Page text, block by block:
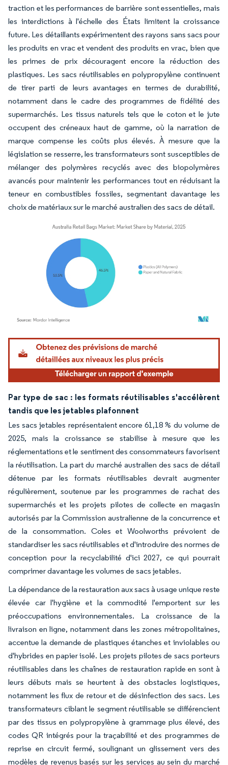
traction et les performances de barrière sont essentielles, mais
les interdictions à l'échelle des États limitent la croissance
future. Les détaillants expérimentent des rayons sans sacs pour
les produits en vrac et vendent des produits en vrac, bien que
les primes de prix découragent encore la réduction des
plastiques. Les sacs réutilisables en polypropylène continuent
de tirer parti de leurs avantages en termes de durabilité,
notamment dans le cadre des programmes de fidélité des
supermarchés. Les tissus naturels tels que le coton et le jute
occupent des créneaux haut de gamme, où la narration de
marque compense les coûts plus élevés. À mesure que la
législation se resserre, les transformateurs sont susceptibles de
mélanger des polymères recyclés avec des biopolymères
avancés pour maintenir les performances tout en réduisant la
teneur en combustibles fossiles, segmentant davantage les
choix de matériaux sur le marché australien des sacs de détail.
Image © Mordor Intelligence. La réutilisation nécessite une attribution sous CC BY
Par type de sac : les formats réutilisables s'accélèrent
tandis que les jetables plafonnent
Les sacs jetables représentaient encore 61,18 % du volume de
2025, mais la croissance se stabilise à mesure que les
réglementations et le sentiment des consommateurs favorisent
la réutilisation. La part du marché australien des sacs de détail
détenue par les formats réutilisables devrait augmenter
régulièrement, soutenue par les programmes de rachat des
supermarchés et les projets pilotes de collecte en magasin
autorisés par la Commission australienne de la concurrence et
de la consommation. Coles et Woolworths prévoient de
standardiser les sacs réutilisables et d'introduire des normes de
conception pour la recyclabilité d'ici 2027, ce qui pourrait
comprimer davantage les volumes de sacs jetables.
La dépendance de la restauration aux sacs à usage unique reste
élevée car l'hygiène et la commodité l'emportent sur les
préoccupations environnementales. La croissance de la
livraison en ligne, notamment dans les zones métropolitaines,
accentue la demande de plastiques étanches et inviolables ou
d'hybrides en papier isolé. Les projets pilotes de sacs porteurs
réutilisables dans les chaînes de restauration rapide en sont à
leurs débuts mais se heurtent à des obstacles logistiques,
notamment les flux de retour et de désinfection des sacs. Les
transformateurs ciblant le segment réutilisable se différencient
par des tissus en polypropylène à grammage plus élevé, des
codes QR intégrés pour la traçabilité et des programmes de
reprise en circuit fermé, soulignant un glissement vers des
modèles de revenus basés sur les services au sein du marché